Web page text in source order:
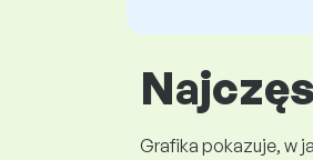
Grafika pokazuje, w